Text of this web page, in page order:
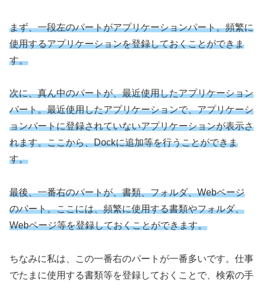
まず、一段左のパートがアプリケーションパート。頻繁に
使用するアプリケーションを登録しておくことができま
す。
次に、真ん中のパートが、最近使用したアプリケーション
パート。最近使用したアプリケーションで、アプリケーシ
ョンパートに登録されていないアプリケーションが表示さ
れます。ここから、Dockに追加等を行うことができま
す。
最後、一番右のパートが、書類、フォルダ、Webページ
のパート。ここには、頻繁に使用する書類やフォルダ、
Webページ等を登録しておくことができます。
ちなみに私は、この一番右のパートが一番多いです。仕事
でたまに使用する書類等を登録しておくことで、検索の手